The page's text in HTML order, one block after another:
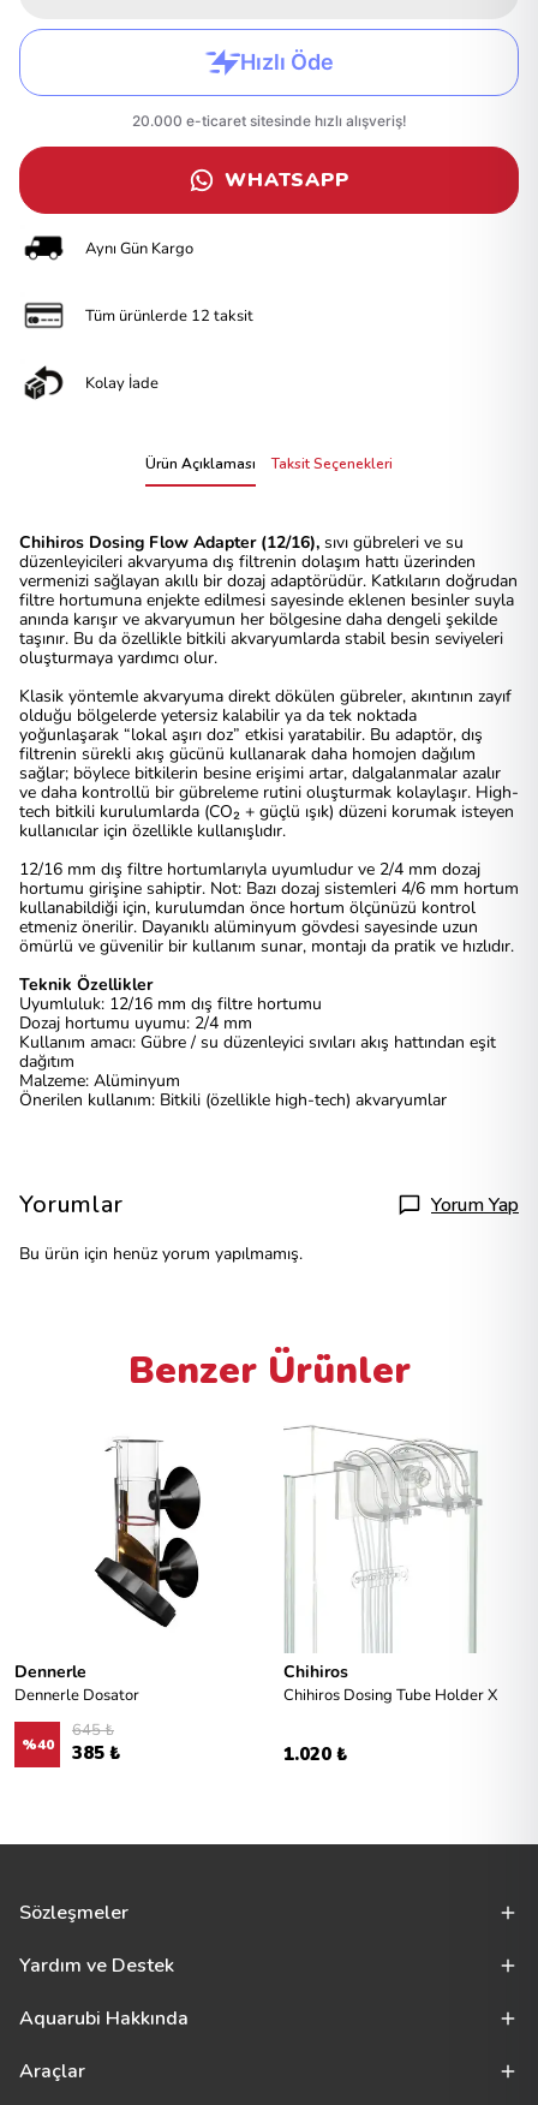
WHATSAPP
Aynı Gün Kargo
Tüm ürünlerde 12 taksit
Kolay İade
Ürün Açıklaması Taksit Seçenekleri
Chihiros Dosing Flow Adapter (12/16), sıvı gübreleri ve su
düzenleyicileri akvaryuma dış filtrenin dolaşım hattı üzerinden
vermenizi sağlayan akıllı bir dozaj adaptörüdür. Katkıların doğrudan
filtre hortumuna enjekte edilmesi sayesinde eklenen besinler suyla
anında karışır ve akvaryumun her bölgesine daha dengeli şekilde
taşınır. Bu da özellikle bitkili akvaryumlarda stabil besin seviyeleri
oluşturmaya yardımcı olur.
Klasik yöntemle akvaryuma direkt dökülen gübreler, akıntının zayıf
olduğu bölgelerde yetersiz kalabilir ya da tek noktada
yoğunlaşarak “lokal aşırı doz” etkisi yaratabilir. Bu adaptör, dış
filtrenin sürekli akış gücünü kullanarak daha homojen dağılım
sağlar; böylece bitkilerin besine erişimi artar, dalgalanmalar azalır
ve daha kontrollü bir gübreleme rutini oluşturmak kolaylaşır. High-
tech bitkili kurulumlarda (CO₂ + güçlü ışık) düzeni korumak isteyen
kullanıcılar için özellikle kullanışlıdır.
12/16 mm dış filtre hortumlarıyla uyumludur ve 2/4 mm dozaj
hortumu girişine sahiptir. Not: Bazı dozaj sistemleri 4/6 mm hortum
kullanabildiği için, kurulumdan önce hortum ölçünüzü kontrol
etmeniz önerilir. Dayanıklı alüminyum gövdesi sayesinde uzun
ömürlü ve güvenilir bir kullanım sunar, montajı da pratik ve hızlıdır.
Teknik Özellikler
Uyumluluk: 12/16 mm dış filtre hortumu
Dozaj hortumu uyumu: 2/4 mm
Kullanım amacı: Gübre / su düzenleyici sıvıları akış hattından eşit
dağıtım
Malzeme: Alüminyum
Önerilen kullanım: Bitkili (özellikle high-tech) akvaryumlar
Yorumlar Yorum Yap
Bu ürün için henüz yorum yapılmamış.
Benzer Ürünler
Dennerle
Dennerle Dosator
%40
645 ₺
385 ₺
Chihiros
Chihiros Dosing Tube Holder X
1.020 ₺
Sözleşmeler
Yardım ve Destek
Aquarubi Hakkında
Araçlar